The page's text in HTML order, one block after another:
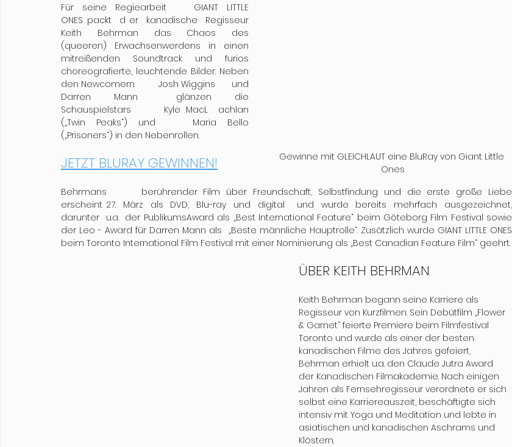
Gewinne mit GLEICHLAUT eine BluRay von Giant Little
Ones
Für  seine  Regiearbeit 	GIANT  LITTLE
ONES	packt  d er  kanadische  Regisseur
Keith  Behrman  das  Chaos  des
(queeren) Erwachsenwerdens in einen
mitreißenden Soundtrack und furios
choreografierte, leuchtende Bilder. Neben
den Newcomern 	Josh Wiggins	und
Darren Mann	glänzen die
Schauspielstars 	Kyle MacL	achlan
(„Twin Peaks“) und 	Maria Bello
(„Prisoners“) in den Nebenrollen.
JETZT BLURAY GEWINNEN!
Behrmans 	berührender Film über Freundschaft, Selbstfindung und die erste große Liebe
erscheint 27.  März  als  DVD,  Blu-ray  und  digital	und  wurde  bereits  mehrfach  ausgezeichnet,
darunter  u.a.  der PublikumsAward als „Best International Feature“ beim Göteborg Film Festival sowie
der Leo - Award für Darren Mann als  „Beste männliche Hauptrolle“. Zusätzlich wurde GIANT LITTLE ONES
beim Toronto International Film Festival mit einer Nominierung als „Best Canadian Feature Film“ geehrt.
ÜBER KEITH BEHRMAN
Keith Behrman begann seine Karriere als
Regisseur von Kurzfilmen. Sein Debütfilm „Flower
& Garnet“ feierte Premiere beim Filmfestival
Toronto und wurde als einer der besten
kanadischen Filme des Jahres gefeiert,
Behrman erhielt u.a. den Claude Jutra Award
der Kanadischen Filmakademie. Nach einigen
Jahren als Fernsehregisseur verordnete er sich
selbst eine Karriereauszeit, beschäftigte sich
intensiv mit Yoga und Meditation und lebte in
asiatischen und kanadischen Aschrams und
Klöstern.